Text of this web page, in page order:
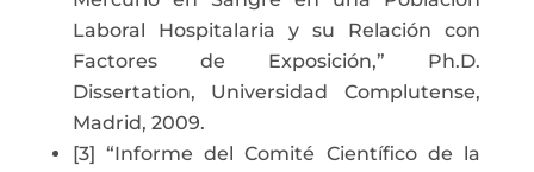
Laboral Hospitalaria y su Relación con
Factores de Exposición,” Ph.D.
Dissertation, Universidad Complutense,
Madrid, 2009.
[3] “Informe del Comité Científico de la